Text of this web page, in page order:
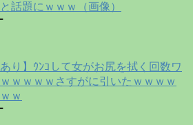
話題にｗｗｗ（画像）
あり】ｳﾝｺして女がお尻を拭く回数ワ
ｗｗｗｗさすがに引いたｗｗｗｗ
ｗ